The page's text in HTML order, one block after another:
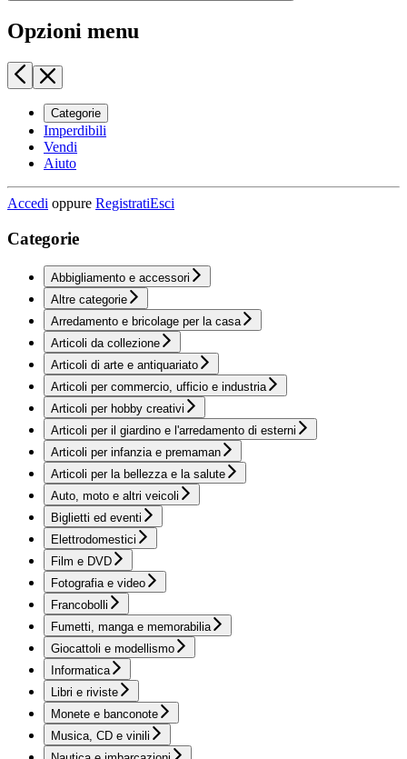
Opzioni menu
Categorie
Imperdibili
Vendi
Aiuto
Accedi oppure RegistratiEsci
Categorie
Abbigliamento e accessori
Altre categorie
Arredamento e bricolage per la casa
Articoli da collezione
Articoli di arte e antiquariato
Articoli per commercio, ufficio e industria
Articoli per hobby creativi
Articoli per il giardino e l'arredamento di esterni
Articoli per infanzia e premaman
Articoli per la bellezza e la salute
Auto, moto e altri veicoli
Biglietti ed eventi
Elettrodomestici
Film e DVD
Fotografia e video
Francobolli
Fumetti, manga e memorabilia
Giocattoli e modellismo
Informatica
Libri e riviste
Monete e banconote
Musica, CD e vinili